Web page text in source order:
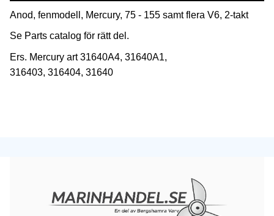
Anod, fenmodell, Mercury, 75 - 155 samt flera V6, 2-takt
Se Parts catalog för rätt del.
Ers. Mercury art 31640A4, 31640A1,
316403, 316404, 31640